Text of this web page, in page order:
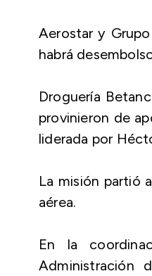
Aerostar y
habrá
Droguería
provinieron de
liderada por
La misión partió
aérea.
En la
Administración